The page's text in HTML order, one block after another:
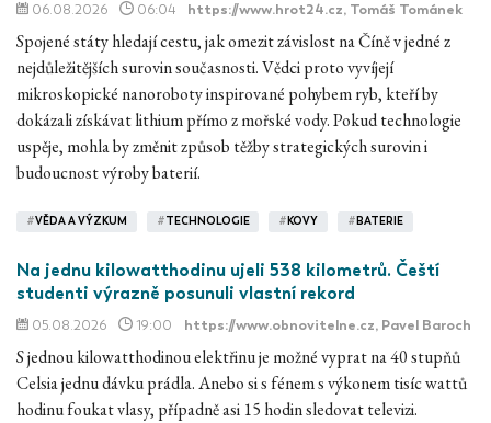
06.08.2026 06:04 https://www.hrot24.cz, Tomáš Tománek
Spojené státy hledají cestu, jak omezit závislost na Číně v jedné z
nejdůležitějších surovin současnosti. Vědci proto vyvíjejí
mikroskopické nanoroboty inspirované pohybem ryb, kteří by
dokázali získávat lithium přímo z mořské vody. Pokud technologie
uspěje, mohla by změnit způsob těžby strategických surovin i
budoucnost výroby baterií.
#VĚDA A VÝZKUM #TECHNOLOGIE # KOVY # BATERIE
Na jednu kilowatthodinu ujeli 538 kilometrů. Čeští
studenti výrazně posunuli vlastní rekord
05.08.2026 19:00 https://www.obnovitelne.cz, Pavel Baroch
S jednou kilowatthodinou elektřinu je možné vyprat na 40 stupňů
Celsia jednu dávku prádla. Anebo si s fénem s výkonem tisíc wattů
hodinu foukat vlasy, případně asi 15 hodin sledovat televizi.